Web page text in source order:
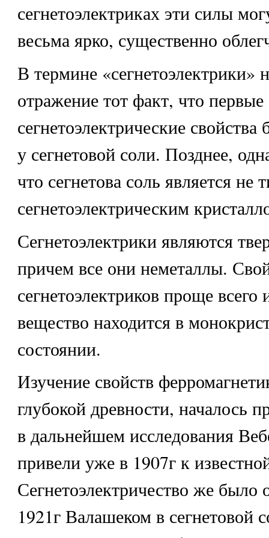
сегнетоэлектриках эти силы
весьма ярко, существенно
В термине «сегнетоэлектрики»
отражение тот факт, что первые
сегнетоэлектрические
у сегнетовой соли. Позднее,
что сегнетова соль является не
сегнетоэлектрическим
Сегнетоэлектрики являются
причем все они неметаллы.
сегнетоэлектриков проще всего
вещество находится в
состоянии.
Изучение свойств
глубокой древности, началось
в дальнейшем исследования
привели уже в 1907г к
Сегнетоэлектричество же
1921г Валашеком в сегнетовой